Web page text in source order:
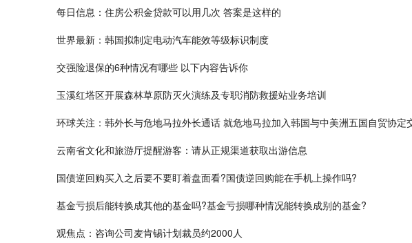
每日信息：住房公积金贷款可以用几次 答案是这样的
世界最新：韩国拟制定电动汽车能效等级标识制度
交强险退保的6种情况有哪些 以下内容告诉你
玉溪红塔区开展森林草原防灭火演练及专职消防救援站业务培训
环球关注：韩外长与危地马拉外长通话 就危地马拉加入韩国与中美洲五国自贸协定
云南省文化和旅游厅提醒游客：请从正规渠道获取出游信息
国债逆回购买入之后要不要盯着盘面看?国债逆回购能在手机上操作吗?
基金亏损后能转换成其他的基金吗?基金亏损哪种情况能转换成别的基金?
观焦点：咨询公司麦肯锡计划裁员约2000人